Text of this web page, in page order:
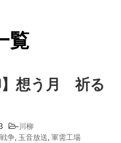
覧
】想う月 祈る
-川柳
戦争, 玉音放送, 軍需工場